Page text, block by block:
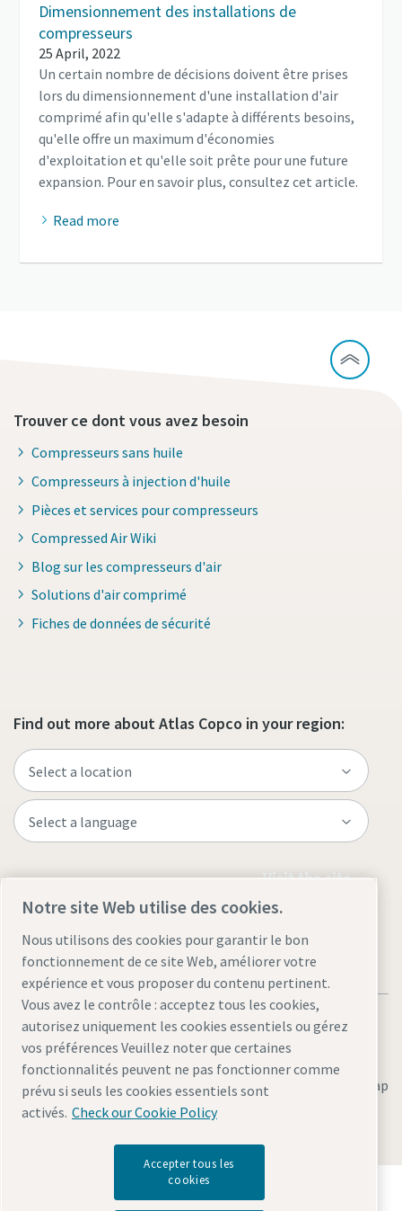
Dimensionnement des installations de
compresseurs
25 April, 2022
Un certain nombre de décisions doivent être prises
lors du dimensionnement d'une installation d'air
comprimé afin qu'elle s'adapte à différents besoins,
qu'elle offre un maximum d'économies
d'exploitation et qu'elle soit prête pour une future
expansion. Pour en savoir plus, consultez cet article.
Read more
Trouver ce dont vous avez besoin
Compresseurs sans huile
Compresseurs à injection d'huile
Pièces et services pour compresseurs
Compressed Air Wiki
Blog sur les compresseurs d'air
Solutions d'air comprimé
Fiches de données de sécurité
Find out more about Atlas Copco in your region:
Visit the site
Legal & Privacy NoticesGérer les cookiesAccessibility Sitemap
© 2026 Atlas Copco AB
Découvrez comment le groupe Atlas Copco met en
Notre site Web utilise des cookies.
Nous utilisons des cookies pour garantir le bon
fonctionnement de ce site Web, améliorer votre
expérience et vous proposer du contenu pertinent.
Vous avez le contrôle : acceptez tous les cookies,
autorisez uniquement les cookies essentiels ou gérez
vos préférences Veuillez noter que certaines
fonctionnalités peuvent ne pas fonctionner comme
prévu si seuls les cookies essentiels sont
activés. Check our Cookie Policy
Accepter tous les
cookies